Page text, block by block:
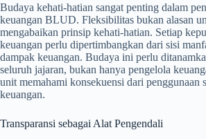
Budaya kehati-hatian sangat penting dalam
keuangan BLUD. Fleksibilitas bukan alasan
mengabaikan prinsip kehati-hatian. Setiap
keuangan perlu dipertimbangkan dari sisi
dampak keuangan. Budaya ini perlu
seluruh jajaran, bukan hanya pengelola
unit memahami konsekuensi dari penggunaan
keuangan.
Transparansi sebagai Alat Pengendali